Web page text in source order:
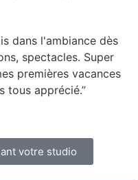
dans l'ambiance dès
spectacles. Super
premières vacances
tous apprécié.”
votre studio